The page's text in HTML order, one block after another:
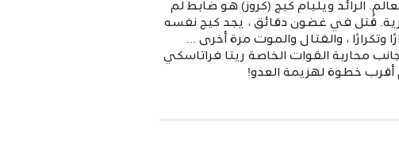
الرائد ويليام كيج (كروز) هو ضابط لم
قُتل في غضون دقائق ، يجد كيج نفسه
، والقتال والموت مرة أخرى ...
محاربة القوات الخاصة ريتا فراتاسكي
أقرب خطوة لهزيمة العدو!